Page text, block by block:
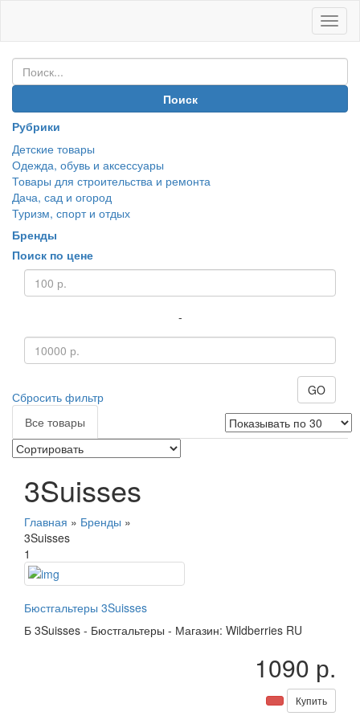
Поиск
Рубрики
Детские товары
Одежда, обувь и аксессуары
Товары для строительства и ремонта
Дача, сад и огород
Туризм, спорт и отдых
Бренды
Поиск по цене
-
GO
Сбросить фильтр
Все товары
3Suisses
Главная » Бренды »
3Suisses
1
Бюстгальтеры 3Suisses
Б 3Suisses - Бюстгальтеры - Магазин: Wildberries RU
1090 р.
Купить